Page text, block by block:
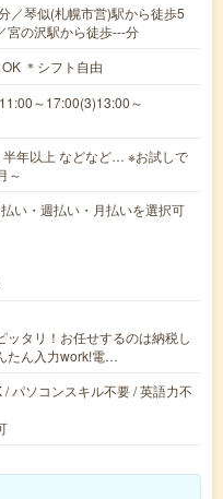
／琴似(札幌市営)駅から徒歩5
宮の沢駅から徒歩---分
＊シフト自由
～17:00(3)13:00～
年以上 などなど… ※お試しで
～
・週払い・月払いを選択可
ッタリ！お任せするのは納税し
たん入力work!電…
パソコンスキル不要 / 英語力不